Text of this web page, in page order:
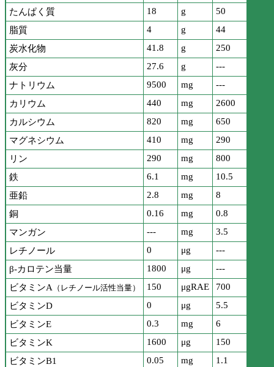
たんぱく質
18 g
50
脂質
4 g
44
炭水化物
41.8 g
250
灰分
27.6 g
---
ナトリウム
9500 mg
---
カリウム
440 mg
2600
カルシウム
820 mg
650
マグネシウム
410 mg
290
リン
290 mg
800
鉄
6.1 mg
10.5
亜鉛
2.8 mg
8
銅
0.16 mg
0.8
マンガン
--- mg
3.5
レチノール
0 μg
---
β-カロテン当量
1800 μg
---
ビタミンA （レチノール活性当量） 150 μgRAE
700
ビタミンD
0 μg
5.5
ビタミンE
0.3 mg
6
ビタミンK
1600 μg
150
ビタミンB1
0.05 mg
1.1